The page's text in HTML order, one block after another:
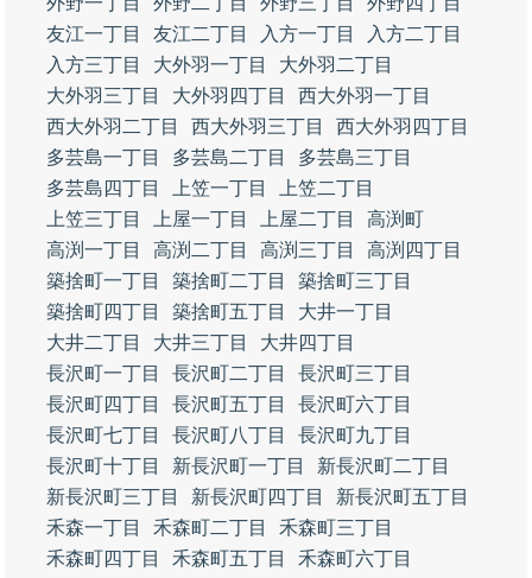
友江一丁目
友江二丁目 入方一丁目
入方二丁目
入方三丁目
大外羽一丁目
大外羽二丁目
大外羽三丁目
大外羽四丁目
西大外羽一丁目
西大外羽二丁目
西大外羽三丁目
西大外羽四丁目
多芸島一丁目
多芸島二丁目
多芸島三丁目
多芸島四丁目
上笠一丁目
上笠二丁目
上笠三丁目
上屋一丁目 上屋二丁目
高渕町
高渕一丁目
高渕二丁目 高渕三丁目
高渕四丁目
築捨町一丁目
築捨町二丁目
築捨町三丁目
築捨町四丁目
築捨町五丁目
大井一丁目
大井二丁目
大井三丁目
大井四丁目
長沢町一丁目
長沢町二丁目
長沢町三丁目
長沢町四丁目
長沢町五丁目
長沢町六丁目
長沢町七丁目
長沢町八丁目
長沢町九丁目
長沢町十丁目
新長沢町一丁目
新長沢町二丁目
新長沢町三丁目
新長沢町四丁目
新長沢町五丁目
禾森一丁目
禾森町二丁目
禾森町三丁目
禾森町四丁目
禾森町五丁目
禾森町六丁目